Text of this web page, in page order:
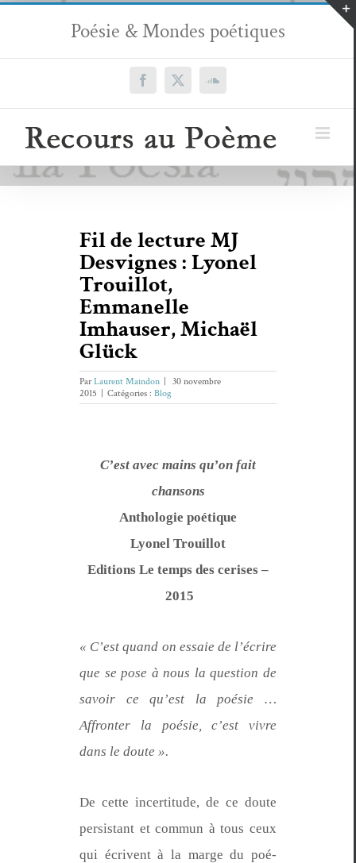
Passer
contenu
Poésie & Mondes poétiques
Facebook
X SoundCloud
Fil de lecture MJ
Desvignes : Lyonel
Trouillot,
Emmanelle
Imhauser, Michaël
Glück
ParLaurent Maindon
30 novembre
2015
Catégories : Blog
C’est avec mains qu’on fait
chansons
Antholo­gie poétique
Lyonel Trouil­lot
Edi­tions Le temps des ceris­es –
2015
« C’est quand on essaie de l’écrire
que se pose à nous la ques­tion de
savoir ce qu’est la poésie …
Affron­ter la poésie, c’est vivre
dans le doute ».
De cette incer­ti­tude, de ce doute
per­sis­tant et com­mun à tous ceux
qui écrivent à la marge du poé­